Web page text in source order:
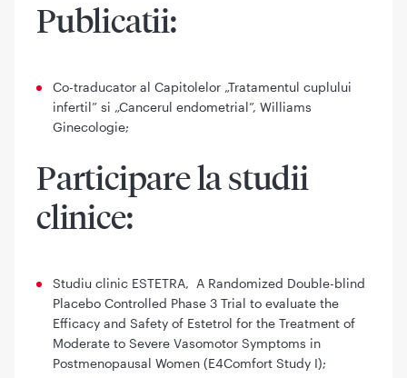
Publicatii:
Co-traducator al Capitolelor „Tratamentul cuplului
infertil” si „Cancerul endometrial”, Williams
Ginecologie;
Participare la studii
clinice:
Studiu clinic ESTETRA, A Randomized Double-blind
Placebo Controlled Phase 3 Trial to evaluate the
Efficacy and Safety of Estetrol for the Treatment of
Moderate to Severe Vasomotor Symptoms in
Postmenopausal Women (E4Comfort Study I);